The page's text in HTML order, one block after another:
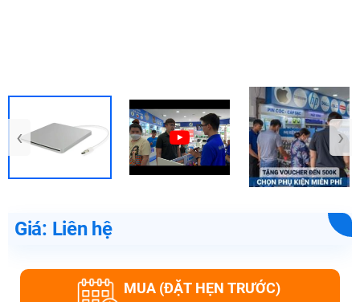
‹ ›
Giá: Liên hệ
MUA (ĐẶT HẸN TRƯỚC)